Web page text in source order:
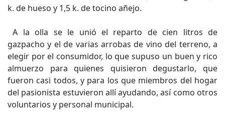
k. de hueso y 1,5 k. de tocino añejo.
A la olla se le unió el reparto de cien litros de
gazpacho y el de varias arrobas de vino del terreno, a
elegir por el consumidor, lo que supuso un buen y rico
almuerzo para quienes quisieron degustarlo, que
fueron casi todos, y para los que miembros del hogar
del pasionista estuvieron allí ayudando, así como otros
voluntarios y personal municipal.